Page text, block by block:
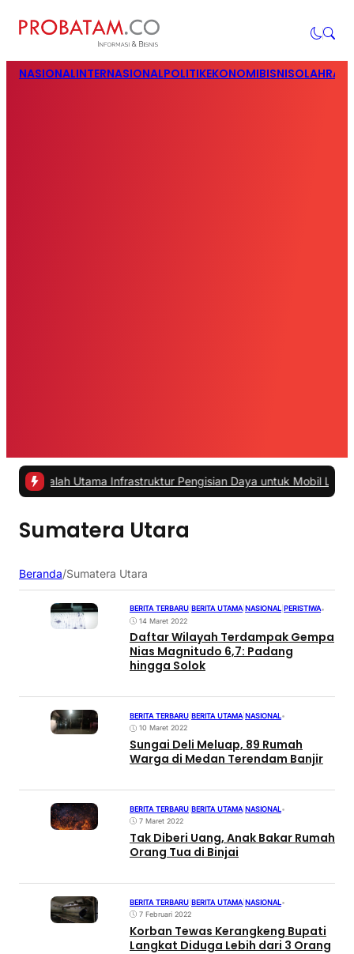
NASIONALINTERNASIONALPOLITIKEKONOMIBISNIS
Utama Infrastruktur Pengisian Daya untuk Mobil Listrik yang
Sumatera Utara
Beranda/Sumatera Utara
BERITA TERBARU BERITA UTAMA NASIONAL PERISTIWA•
14 Maret 2022
Daftar Wilayah Terdampak Gempa
Nias Magnitudo 6,7: Padang
hingga Solok
BERITA TERBARU BERITA UTAMA NASIONAL•
10 Maret 2022
Sungai Deli Meluap, 89 Rumah
Warga di Medan Terendam Banjir
BERITA TERBARU BERITA UTAMA NASIONAL•
7 Maret 2022
Tak Diberi Uang, Anak Bakar Rumah
Orang Tua di Binjai
BERITA TERBARU BERITA UTAMA NASIONAL•
7 Februari 2022
Korban Tewas Kerangkeng Bupati
Langkat Diduga Lebih dari 3 Orang